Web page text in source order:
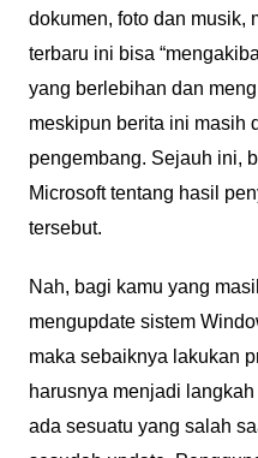
dokumen, foto dan musik,
terbaru ini bisa
yang berlebihan dan
meskipun berita ini masih
pengembang. Sejauh ini,
Microsoft tentang hasil
tersebut.
Nah, bagi kamu yang
mengupdate sistem
maka sebaiknya lakukan
harusnya menjadi
ada sesuatu yang salah